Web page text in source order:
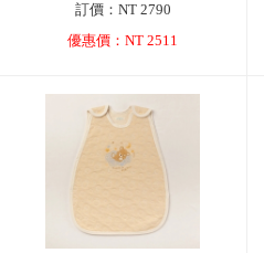
訂價：NT 2790
優惠價：NT 2511